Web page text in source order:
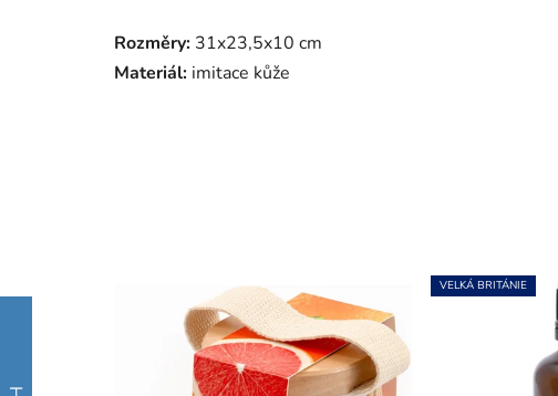
hvězdiček.
Rozměry: 31x23,5x10 cm
Materiál: imitace kůže
VELKÁ BRITÁNIE